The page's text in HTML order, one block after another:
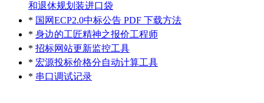
和退休规划装进口袋
* 国网ECP2.0中标公告 PDF 下载方法
* 身边的工匠精神之报价工程师
* 招标网站更新监控工具
* 宏源投标价格分自动计算工具
* 串口调试记录